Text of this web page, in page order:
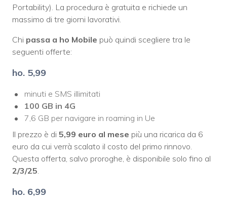
Portability). La procedura è gratuita e richiede un
massimo di tre giorni lavorativi.
Chi passa a ho Mobile può quindi scegliere tra le
seguenti offerte:
ho. 5,99
minuti e SMS illimitati
100 GB in 4G
7,6 GB per navigare in roaming in Ue
Il prezzo è di 5,99 euro al mese più una ricarica da 6
euro da cui verrà scalato il costo del primo rinnovo.
Questa offerta, salvo proroghe, è disponibile solo fino al
2/3/25.
ho. 6,99